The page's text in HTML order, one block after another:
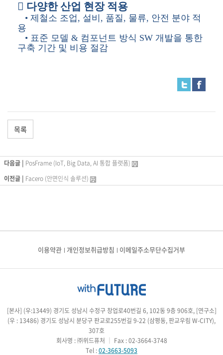
 다양한 산업 현장 적용
• 제철소 조업, 설비, 품질, 물류, 안전 분야 적
용
• 표준 모델 & 컴포넌트 방식 SW 개발을 통한
구축 기간 및 비용 절감
목록
다음글 | PosFrame (IoT, Big Data, AI 통합 플랫폼)
이전글 | Facero (안면인식 솔루션)
이용약관 개인정보취급방침 이메일주소무단수집거부
[본사] (우:13449) 경기도 성남시 수정구 창업로40번길 6, 102동 9층 906호, [연구소]
(우 : 13486) 경기도 성남시 분당구 판교로255번길 9-22 (삼평동, 판교우림 W-CITY),
307호
회사명 : ㈜위드퓨처
Fax : 02-3664-3748
Tel :02-3663-5093